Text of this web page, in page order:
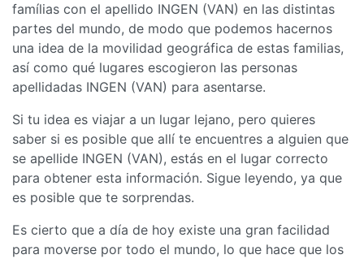
famílias con el apellido INGEN (VAN) en las distintas
partes del mundo, de modo que podemos hacernos
una idea de la movilidad geográfica de estas familias,
así como qué lugares escogieron las personas
apellidadas INGEN (VAN) para asentarse.
Si tu idea es viajar a un lugar lejano, pero quieres
saber si es posible que allí te encuentres a alguien que
se apellide INGEN (VAN), estás en el lugar correcto
para obtener esta información. Sigue leyendo, ya que
es posible que te sorprendas.
Es cierto que a día de hoy existe una gran facilidad
para moverse por todo el mundo, lo que hace que los